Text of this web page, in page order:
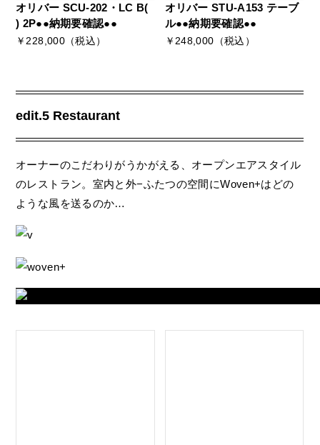
オリバー SCU-202・LC B(
) 2P●●納期要確認●●
￥228,000（税込）
オリバー STU-A153 テーブ
ル●●納期要確認●●
￥248,000（税込）
edit.5 Restaurant
オーナーのこだわりがうかがえる、オープンエアスタイル
のレストラン。室内と外−ふたつの空間にWoven+はどの
ような風を送るのか…